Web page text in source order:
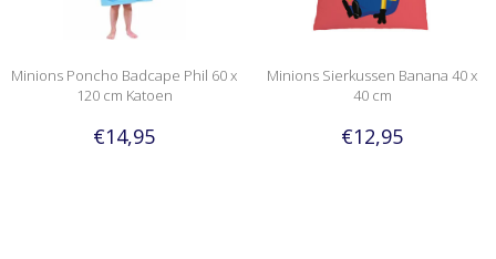
Minions Poncho Badcape Phil 60 x
120 cm Katoen
€14,95
Minions Sierkussen Banana 40 x
40 cm
€12,95